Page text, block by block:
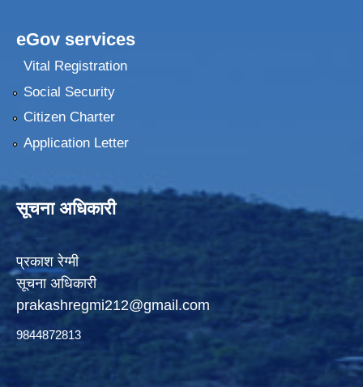
eGov services
Vital Registration
Social Security
Citizen Charter
Application Letter
सूचना अधिकारी
प्रकाश रेग्मी
सूचना अधिकारी
prakashregmi212@gmail.com
9844872813